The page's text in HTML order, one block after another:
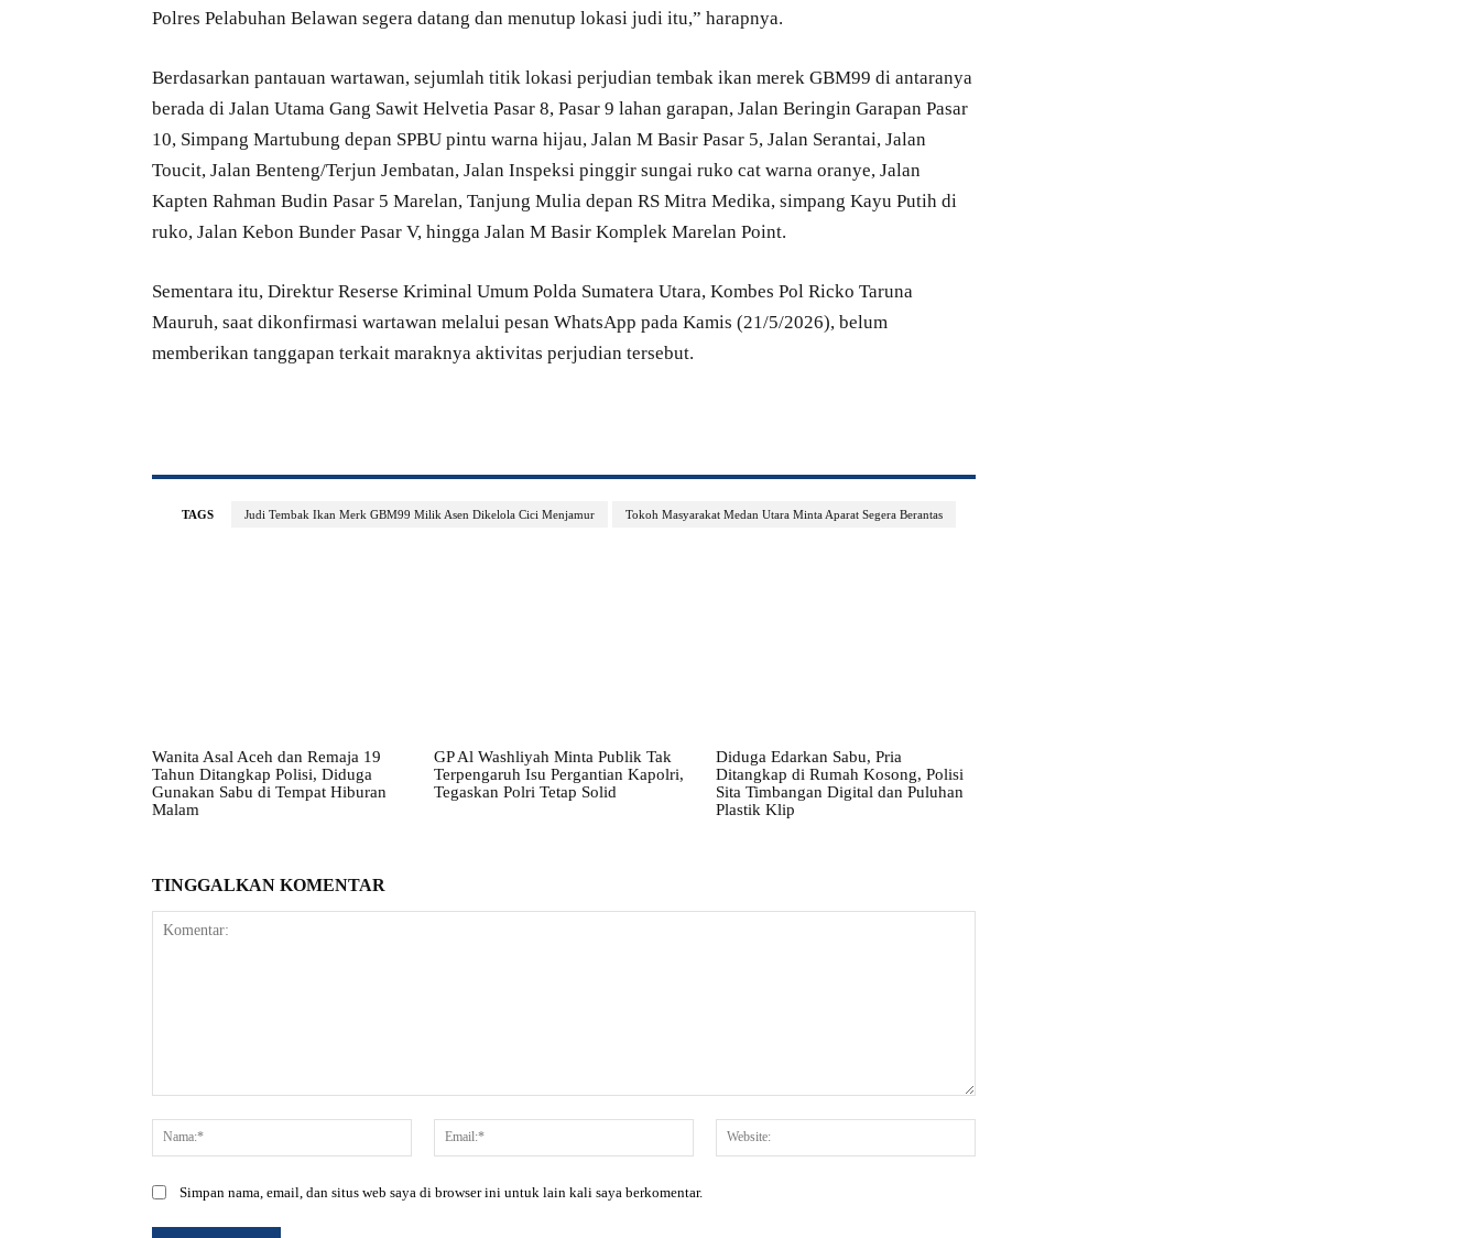
Polres Pelabuhan Belawan segera datang dan menutup lokasi judi itu,” harapnya.
Berdasarkan pantauan wartawan, sejumlah titik lokasi perjudian tembak ikan merek GBM99 di antaranya
berada di Jalan Utama Gang Sawit Helvetia Pasar 8, Pasar 9 lahan garapan, Jalan Beringin Garapan Pasar
10, Simpang Martubung depan SPBU pintu warna hijau, Jalan M Basir Pasar 5, Jalan Serantai, Jalan
Toucit, Jalan Benteng/Terjun Jembatan, Jalan Inspeksi pinggir sungai ruko cat warna oranye, Jalan
Kapten Rahman Budin Pasar 5 Marelan, Tanjung Mulia depan RS Mitra Medika, simpang Kayu Putih di
ruko, Jalan Kebon Bunder Pasar V, hingga Jalan M Basir Komplek Marelan Point.
Sementara itu, Direktur Reserse Kriminal Umum Polda Sumatera Utara, Kombes Pol Ricko Taruna
Mauruh, saat dikonfirmasi wartawan melalui pesan WhatsApp pada Kamis (21/5/2026), belum
memberikan tanggapan terkait maraknya aktivitas perjudian tersebut.
TAGS Judi Tembak Ikan Merk GBM99 Milik Asen Dikelola Cici Menjamur Tokoh Masyarakat Medan Utara Minta Aparat Segera Berantas
Wanita Asal Aceh dan Remaja 19
Tahun Ditangkap Polisi, Diduga
Gunakan Sabu di Tempat Hiburan
Malam
GP Al Washliyah Minta Publik Tak
Terpengaruh Isu Pergantian Kapolri,
Tegaskan Polri Tetap Solid
Diduga Edarkan Sabu, Pria
Ditangkap di Rumah Kosong, Polisi
Sita Timbangan Digital dan Puluhan
Plastik Klip
TINGGALKAN KOMENTAR
Nama:*
Email:*
Simpan nama, email, dan situs web saya di browser ini untuk lain kali saya berkomentar.